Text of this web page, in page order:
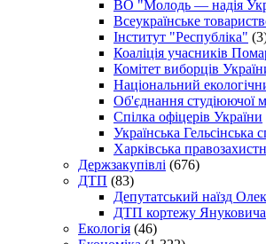
ВО "Молодь — надія
Всеукраїнське
Інститут "Республіка"
Коаліція учасників
Комітет виборців
Національний
Об'єднання студіюючої
Спілка офіцерів України
Українська Гельсінська
Харківська
Держзакупівлі (676)
ДТП (83)
Депутатський наїзд
ДТП кортежу Януковича
Екологія (46)